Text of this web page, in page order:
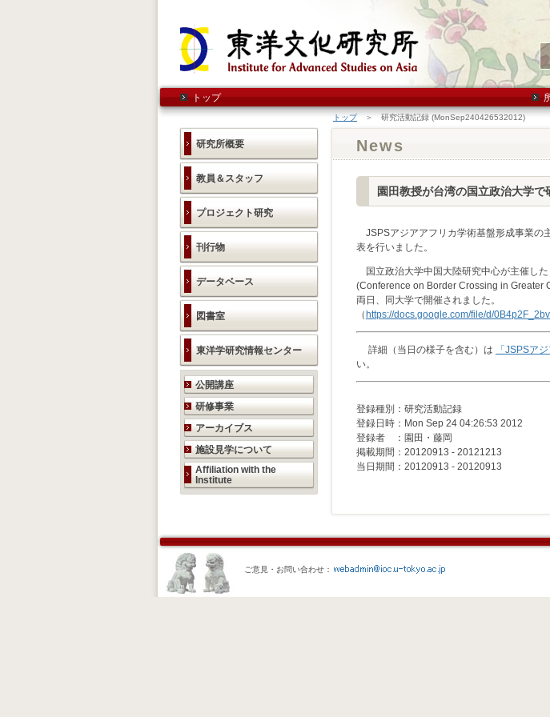
トップ
研究所概要
教員＆スタッフ
プロジェクト研究
刊行物
データベース
図書室
東洋学研究情報センター
研究活動のご案内
公開講座
研修事業
アーカイブス
施設見学について
Affiliation with the
Institute
トップ＞ 研究活動記録 (MonSep240426532012)
News
園田教授が台湾の国立政治大学で
JSPSアジアアフリカ学術基盤形成事業の
表を行いました。
国立政治大学中国大陸研究中心が主催し
(Conference on Border Crossing in Greater
両日、同大学で開催されました。
（ https://docs.google.com/file/d/
詳細（当日の様子を含む）は 「JSPSア
い。
登録種別：研究活動記録
登録日時：Mon Sep 24 04:26:53 2012
登録者 ：園田・藤岡
掲載期間：20120913 - 20121213
当日期間：20120913 - 20120913
ご意見・お問い合わせ：